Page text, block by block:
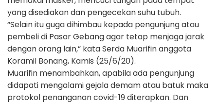
yang disediakan dan pengecekan suhu tubuh.
“Selain itu guga dihimbau kepada pengunjung atau
pembeli di Pasar Gebang agar tetap menjaga jarak
dengan orang lain,” kata Serda Muarifin anggota
Koramil Bonang, Kamis (25/6/20).
Muarifin menambahkan, apabila ada pengunjung
didapati mengalami gejala demam atau batuk maka
protokol penanganan covid-19 diterapkan. Dan